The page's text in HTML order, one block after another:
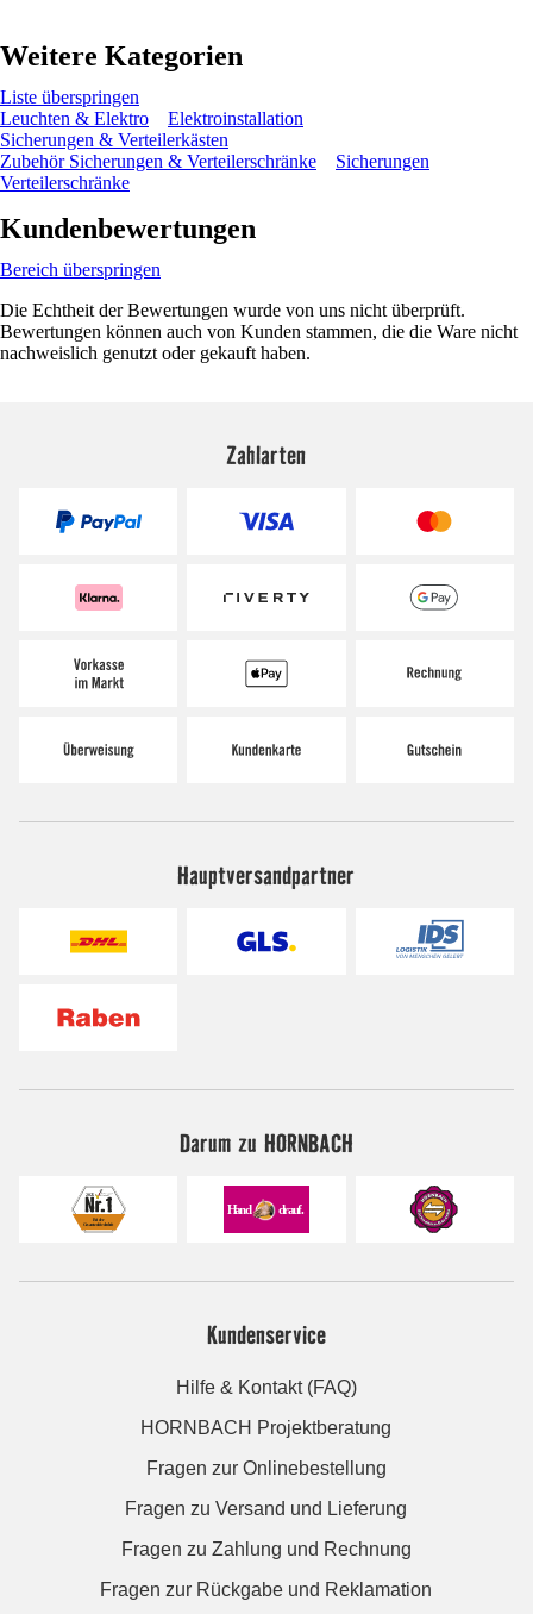
Weitere Kategorien
Liste überspringen
Leuchten & Elektro
Elektroinstallation
Sicherungen & Verteilerkästen
Zubehör Sicherungen & Verteilerschränke
Sicherungen
Verteilerschränke
Kundenbewertungen
Bereich überspringen
Die Echtheit der Bewertungen wurde von uns nicht überprüft.
Bewertungen können auch von Kunden stammen, die die Ware nicht
nachweislich genutzt oder gekauft haben.
Zahlarten
Hauptversandpartner
Darum zu HORNBACH
Kundenservice
Hilfe & Kontakt (FAQ)
HORNBACH Projektberatung
Fragen zur Onlinebestellung
Fragen zu Versand und Lieferung
Fragen zu Zahlung und Rechnung
Fragen zur Rückgabe und Reklamation